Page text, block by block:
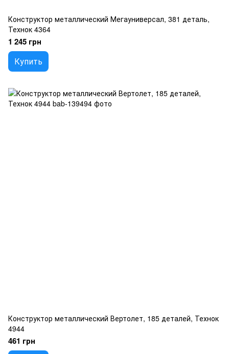
Конструктор металлический Мегауниверсал, 381 деталь,
Технок 4364
1 245 грн
Купить
Конструктор металлический Вертолет, 185 деталей, Технок
4944
461 грн